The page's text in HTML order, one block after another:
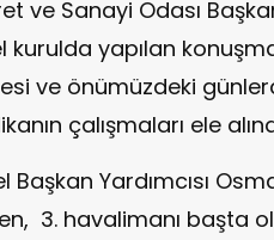
ve Sanayi Odası
kurulda yapılan
ve önümüzdeki
çalışmaları ele
Başkan Yardımcısı
3. havalimanı başta